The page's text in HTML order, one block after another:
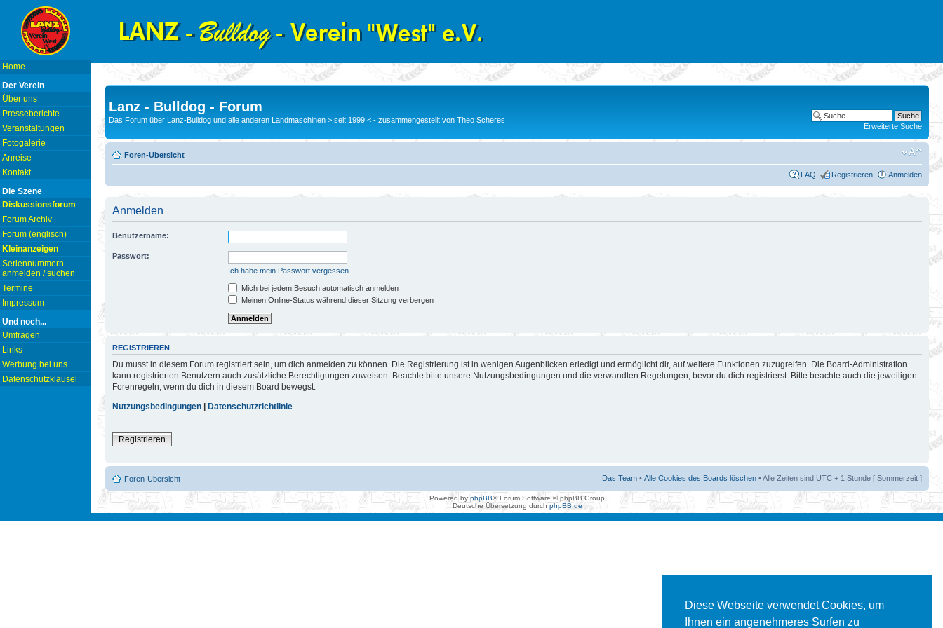
Diese Webseite verwendet Cookies, um
Ihnen ein angenehmeres Surfen zu
Home
Der Verein
Über uns
Presseberichte
Veranstaltungen
Fotogalerie
Anreise
Kontakt
Die Szene
Diskussionsforum
Forum Archiv
Forum (englisch)
Kleinanzeigen
Seriennummern
anmelden / suchen
Termine
Impressum
Und noch...
Umfragen
Links
Werbung bei uns
Datenschutzklausel
Lanz - Bulldog - Forum
Das Forum über Lanz-Bulldog und alle anderen Landmaschinen > seit 1999 < - zusammengestellt von Theo Scheres
Erweiterte Suche
Foren-Übersicht
FAQ Registrieren Anmelden
Anmelden
Benutzername:
Passwort:
Ich habe mein Passwort vergessen
Mich bei jedem Besuch automatisch anmelden
Meinen Online-Status während dieser Sitzung verbergen
REGISTRIEREN
Du musst in diesem Forum registriert sein, um dich anmelden zu können. Die Registrierung ist in wenigen Augenblicken erledigt und ermöglicht dir, auf weitere Funktionen zuzugreifen. Die Board-Administration
kann registrierten Benutzern auch zusätzliche Berechtigungen zuweisen. Beachte bitte unsere Nutzungsbedingungen und die verwandten Regelungen, bevor du dich registrierst. Bitte beachte auch die jeweiligen
Forenregeln, wenn du dich in diesem Board bewegst.
Nutzungsbedingungen | Datenschutzrichtlinie
Registrieren
Foren-Übersicht Das Team • Alle Cookies des Boards löschen • Alle Zeiten sind UTC + 1 Stunde [ Sommerzeit ]
Powered by phpBB® Forum Software © phpBB Group
Deutsche Übersetzung durch phpBB.de